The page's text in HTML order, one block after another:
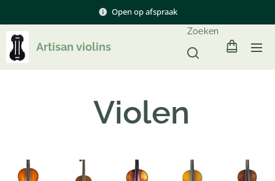
Open op afspraak
Artisan violins
Zoeken
Violen